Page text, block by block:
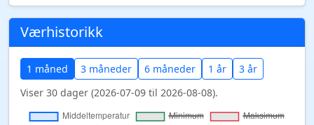
Værhistorikk
1 måned 3 måneder 6 måneder 1 år
3 år
Viser 30 dager (2026-07-09 til 2026-08-08).